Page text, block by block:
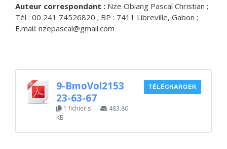
Auteur correspondant : Nze Obiang Pascal Christian ;
Tél : 00 241 74526820 ; BP : 7411 Libreville, Gabon ;
E.mail: nzepascal@gmail.com
9-BmoVol2153
23-63-67
1 fichier·s
483.80
KB
TÉLÉCHARGER